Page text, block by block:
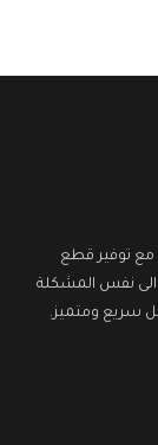
مع توفير قطع
الى نفس المشكلة
سريع ومتميز.